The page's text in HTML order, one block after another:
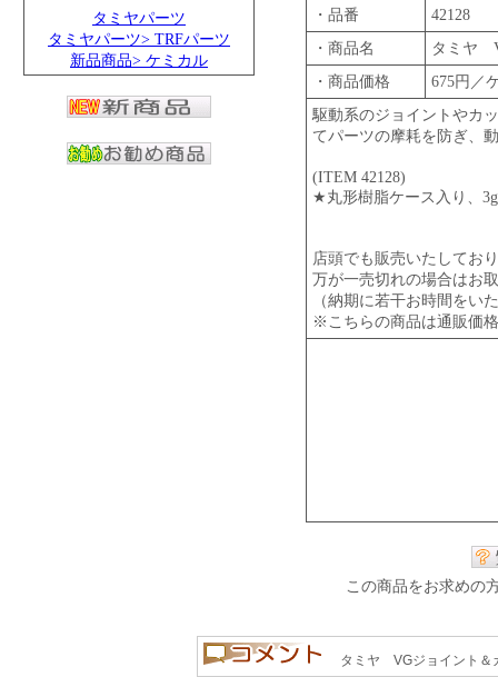
タミヤパーツ
タミヤパーツ> TRFパーツ
新品商品> ケミカル
・品番
42128
・商品名
タミヤ
・商品価格
675円／
駆動系のジョイントやカ
てパーツの摩耗を防ぎ、
(ITEM 42128)
★丸形樹脂ケース入り、3g
店頭でも販売いたしてお
万が一売切れの場合はお
（納期に若干お時間をい
※こちらの商品は通販価
この商品をお求めの